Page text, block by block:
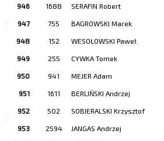
946 1688 SERAFIN Robert
947 755 BAGROWSKI Marek
948 152 WESOŁOWSKI Paweł
949 255 CYWKA Tomek
950 941 MEJER Adam
951 1611 BERLIŃSKI Andrzej
952 502 SOBIERALSKI Krzysztof
953 2594 JANGAS Andrzej